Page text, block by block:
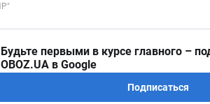
Будьте первыми в курсе главного –
OBOZ.UA в Google
Подписаться